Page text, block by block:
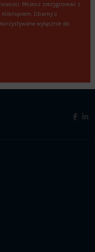
Możesz zrezygnować z
Dbamy o
wyłącznie do